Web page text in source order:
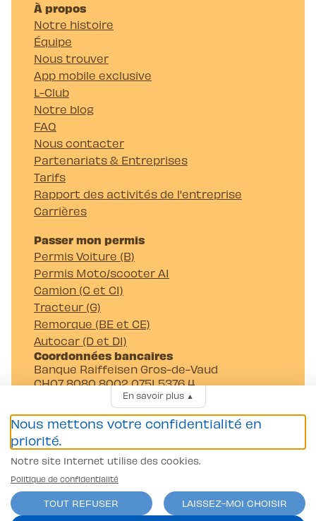
À propos
Notre histoire
Équipe
Nous trouver
App mobile exclusive
L-Club
Notre blog
FAQ
Nous contacter
Partenariats & Entreprises
Tarifs
Rapport des activités de l'entreprise
Carrières
Passer mon permis
Permis Voiture (B)
Permis Moto/scooter A1
Camion (C et C1)
Tracteur (G)
Remorque (BE et CE)
Autocar (D et D1)
Coordonnées bancaires
Banque Raiffeisen Gros-de-Vaud
CH07 8080 8002 0751 5376 4
Auto-Moto-Ecole Pittet SA
Av. Juste-Olivier 23 1006 Lausanne
Conditions générales
En savoir plus▲
Nous mettons votre confidentialité en
priorité.
Notre site Internet utilise des cookies.
Politique de confidentialité
TOUT REFUSER LAISSEZ-MOI CHOISIR